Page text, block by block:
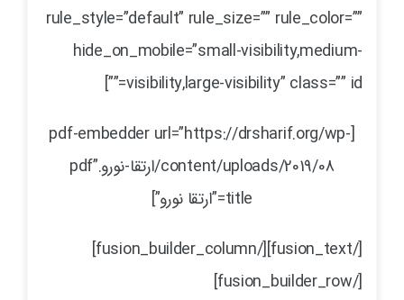
rule_style=”default” rule_size=”” rule_color=””
hide_on_mobile=”small-visibility,medium-
visibility,large-visibility” class=”” id=””]
[pdf-embedder url=”https://drsharif.org/wp-
content/uploads/2019/08/ارتقا-نورو.pdf”
title=”ارتقا نورو”]
[/fusion_text][/fusion_builder_column]
[/fusion_builder_row]